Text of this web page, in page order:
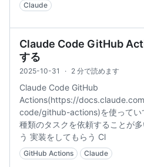
Claude
Claude Code GitHub
する
2025-10-31 · 2 分で読めます
Claude Code GitHub
Actions(https://
code/github-actions)を使ってい
種類のタスクを依頼することが
う 実装をしてもらう Cl
GitHub Actions Claude